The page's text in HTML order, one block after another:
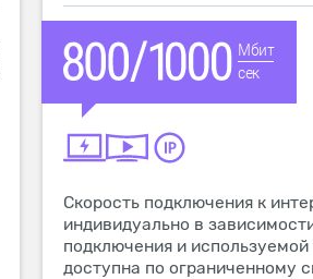
Мбит
сек
Скорость подключения к
индивидуально в
подключения и используемой
доступна по ограниченному